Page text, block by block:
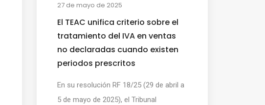
27 de mayo de 2025
El TEAC unifica criterio sobre el
tratamiento del IVA en ventas
no declaradas cuando existen
periodos prescritos
En su resolución RF 18/25 (29 de abril a
5 de mayo de 2025), el Tribunal